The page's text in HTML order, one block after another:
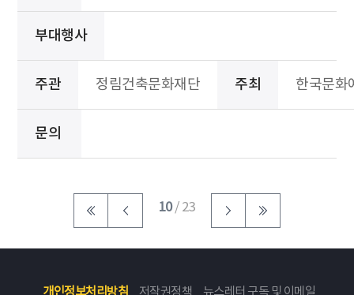
부대행사
주관 정림건축문화재단 주최 한국문화
문의
10/ 23